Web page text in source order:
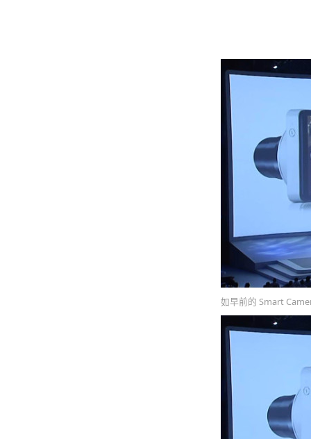
如早前的 Smart